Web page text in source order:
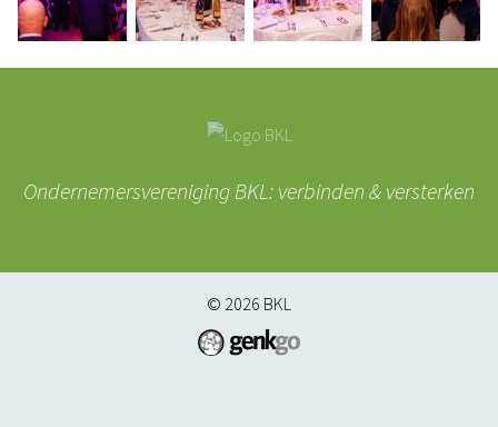
Ondernemersvereniging BKL: verbinden & versterken
© 2026 BKL